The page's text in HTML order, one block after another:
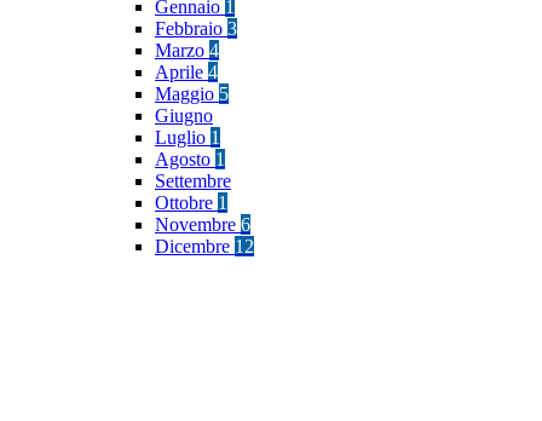
Gennaio 1
Febbraio 3
Marzo 4
Aprile 4
Maggio 5
Giugno
Luglio 1
Agosto 1
Settembre
Ottobre 1
Novembre 6
Dicembre 12